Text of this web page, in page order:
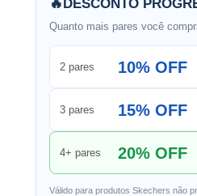
🔥 DESCONTO
Quanto mais pares você
2 pares 10% OFF
3 pares 15% OFF
4+ pares 20% OFF
Válido para produtos Skechers não